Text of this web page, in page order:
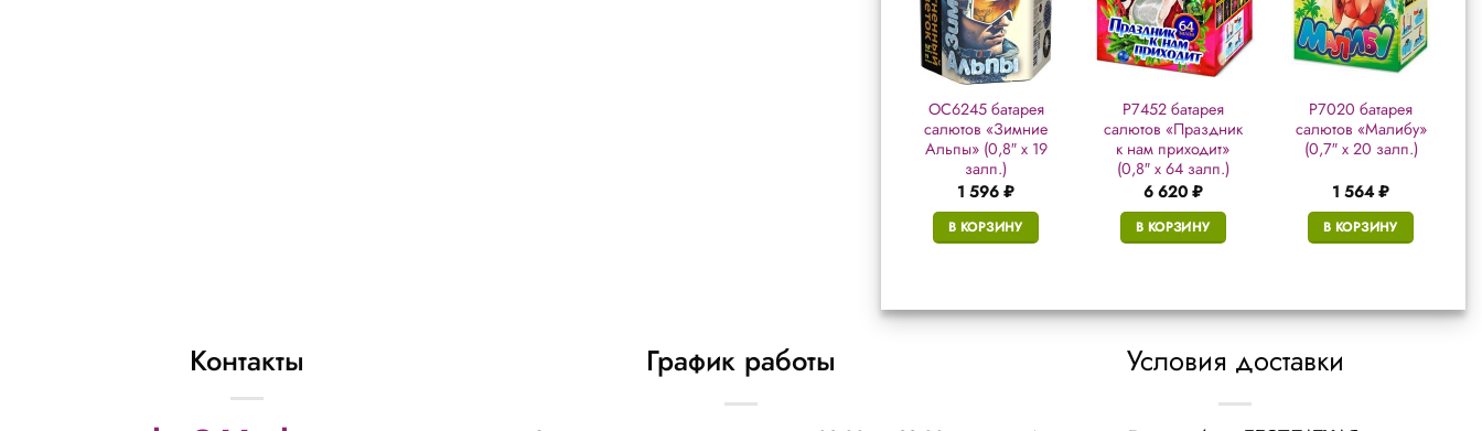
ОС6245 батарея
салютов «Зимние
Альпы» (0,8″ х 19
залп.)
1 596 ₽
В КОРЗИНУ
Р7452 батарея
салютов «Праздник
к нам приходит»
(0,8″ х 64 залп.)
6 620 ₽
В КОРЗИНУ
Р7020 батарея
салютов «Малибу»
(0,7″ х 20 залп.)
1 564₽
В КОРЗИНУ
Контакты График работы Условия доставки